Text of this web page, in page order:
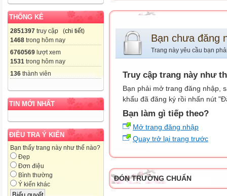
THỐNG KÊ
2851397 truy cập (chi tiết)
1468 trong hôm nay
6760569 lượt xem
1531 trong hôm nay
136 thành viên
TIN MỚI NHẤT
ĐIỀU TRA Ý KIẾN
Bạn thấy trang này như thế nào?
Đẹp
Đơn điệu
Bình thường
Ý kiến khác
Bạn chưa đăng
Trang này yêu cầu bạn
Truy cập trang này như
Bạn phải mở trang đăng nhập,
khẩu đã đăng ký rồi nhấn nút
Bạn làm gì tiếp theo?
Mở trang đăng nhập
Quay trở lại trang trước
ĐÓN TRƯỜNG CHUẨN